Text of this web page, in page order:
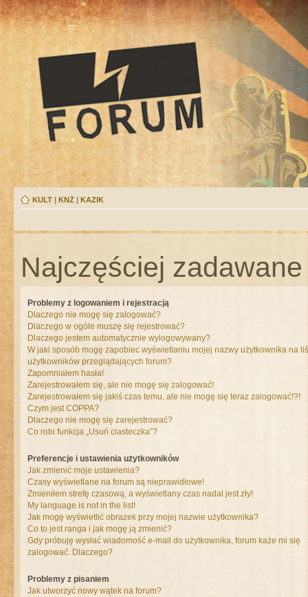
KULT | KNŻ | KAZIK
Najczęściej
Problemy z logowaniem i rejestracją
Dlaczego nie mogę się zalogować?
Dlaczego w ogóle muszę się rejestrować?
Dlaczego jestem automatycznie wylogowywany?
W jaki sposób mogę zapobiec wyświetlaniu mojej nazwy użytkownika na
użytkowników przeglądających forum?
Zapomniałem hasła!
Zarejestrowałem się, ale nie mogę się zalogować!
Zarejestrowałem się jakiś czas temu, ale nie mogę się teraz zalogować!?!
Czym jest COPPA?
Dlaczego nie mogę się zarejestrować?
Co robi funkcja „Usuń ciasteczka”?
Preferencje i ustawienia użytkowników
Jak zmienić moje ustawienia?
Czasy wyświetlane na forum są nieprawidłowe!
Zmieniłem strefę czasową, a wyświetlany czas nadal jest zły!
My language is not in the list!
Jak mogę wyświetlić obrazek przy mojej nazwie użytkownika?
Co to jest ranga i jak mogę ją zmienić?
Gdy próbuję wysłać wiadomość e-mail do użytkownika, forum każe mi się
zalogować. Dlaczego?
Problemy z pisaniem
Jak utworzyć nowy wątek na forum?